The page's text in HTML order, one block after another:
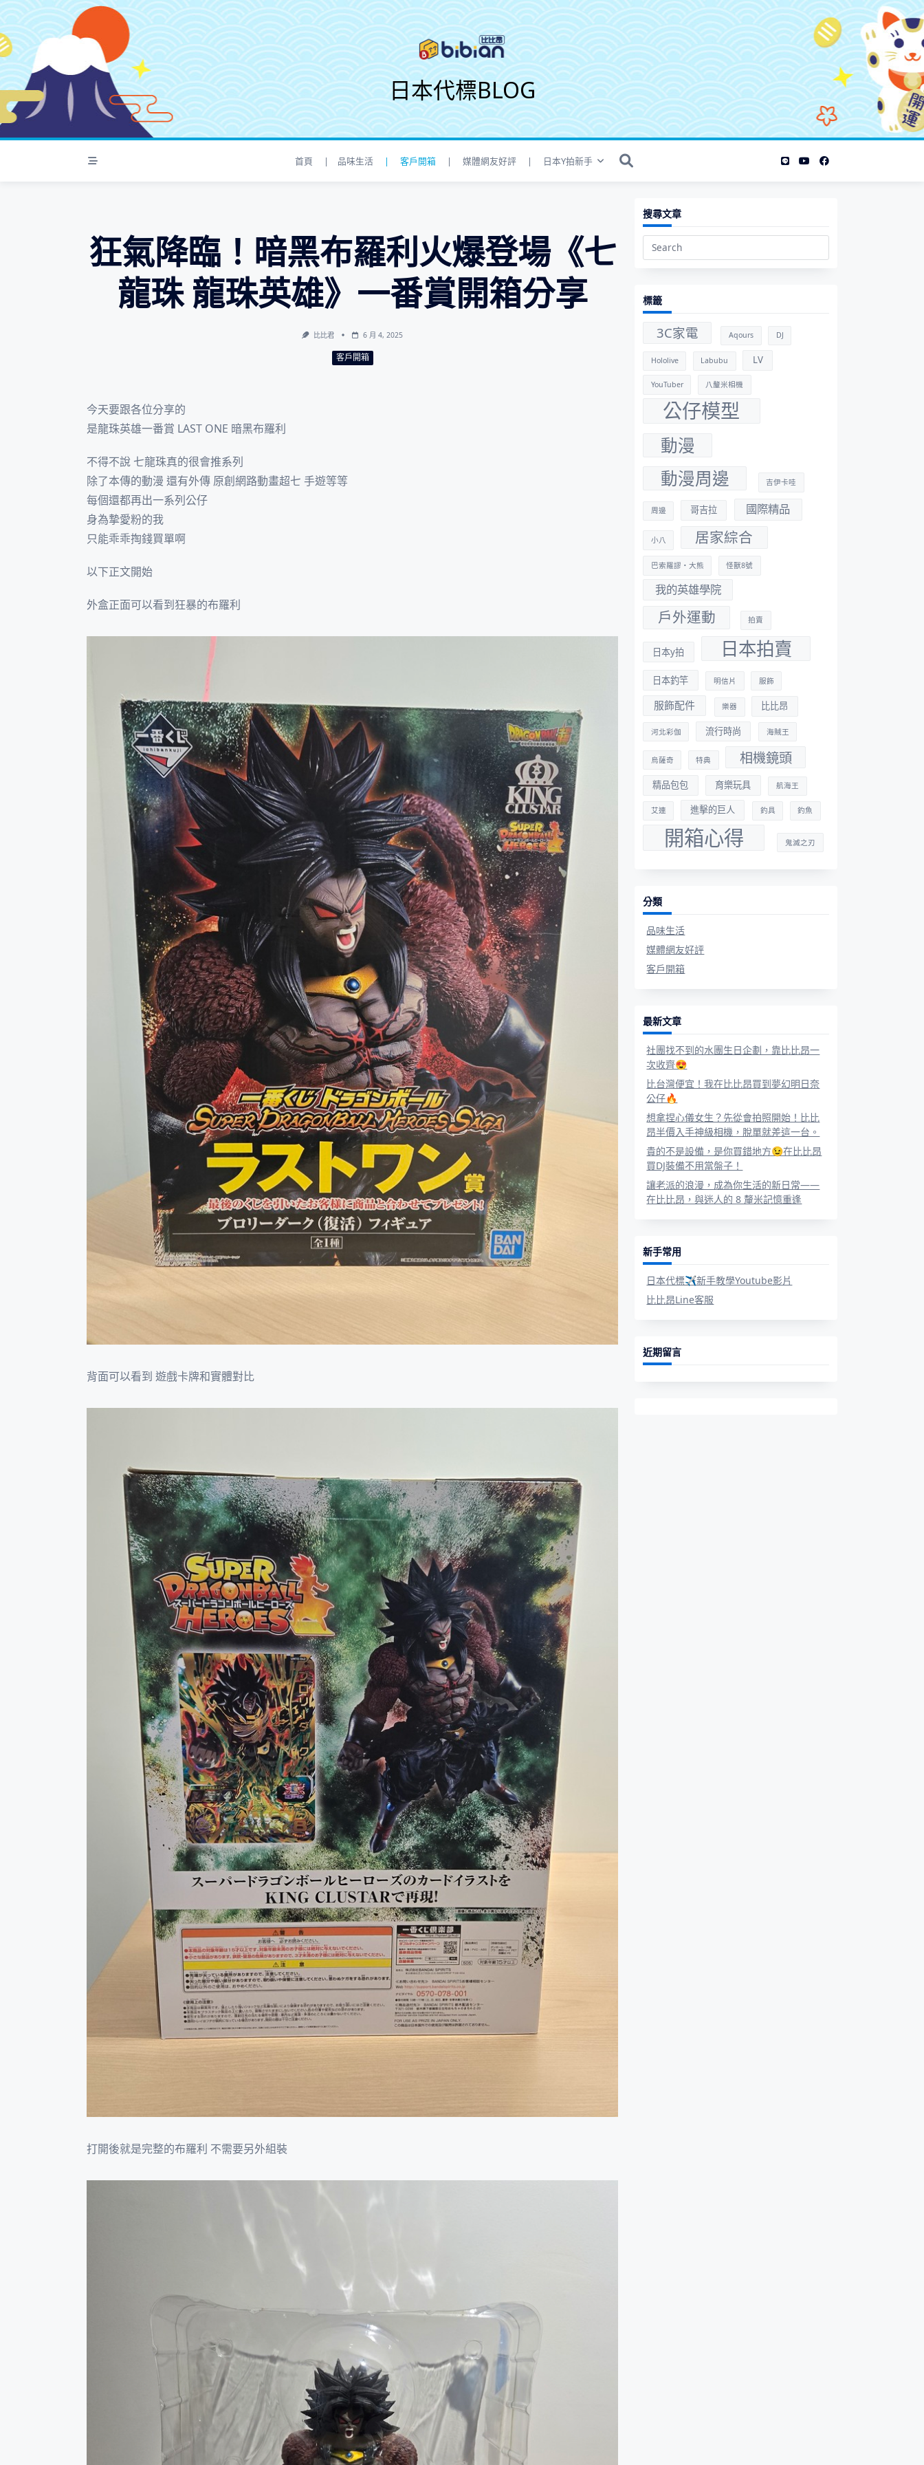
S
k
i
p
t
o
o
n
日本代標BLOG
首頁 | 品味生活 | 客戶開箱 | 媒體網友好評 | 日本Y拍新手
狂氣降臨！暗黑布羅利火爆登場《七
龍珠 龍珠英雄》一番賞開箱分享
比比君 6 月 4, 2025
客戶開箱
今天要跟各位分享的
是龍珠英雄一番賞 LAST ONE 暗黑布羅利
不得不說 七龍珠真的很會推系列
除了本傳的動漫 還有外傳 原創網路動畫超七 手遊等等
每個還都再出一系列公仔
身為摯愛粉的我
只能乖乖掏錢買單啊
以下正文開始
外盒正面可以看到狂暴的布羅利
背面可以看到 遊戲卡牌和實體對比
打開後就是完整的布羅利 不需要另外組裝
搜尋文章
Search
標籤
3C家電 Aqours DJ
Hololive Labubu LV
YouTuber 八釐米相機
公仔模型
動漫
動漫周邊
吉伊卡哇
周邊 哥吉拉 國際精品
小八 居家綜合
巴索羅謬・大熊 怪獸8號
我的英雄學院
戶外運動 拍賣
日本y拍 日本拍賣
日本釣竿 明信片 服飾
服飾配件 樂器 比比昂
河北彩伽 流行時尚 海賊王
烏薩奇 特典 相機鏡頭
精品包包 育樂玩具 航海王
艾連 進擊的巨人 釣具 釣魚
開箱心得 鬼滅之刃
分類
品味生活
媒體網友好評
客戶開箱
最新文章
社團找不到的水團生日企劃，靠比比昂一
次收齊😍
比台灣便宜！我在比比昂買到夢幻明日奈
公仔🔥
想拿捏心儀女生？先從會拍照開始！比比
昂半價入手神級相機，脫單就差這一台。
貴的不是設備，是你買錯地方😉在比比昂
買DJ裝備不用當盤子！
讓老派的浪漫，成為你生活的新日常——
在比比昂，與迷人的 8 釐米記憶重逢
新手常用
日本代標✈新手教學Youtube影片
比比昂Line客服
近期留言